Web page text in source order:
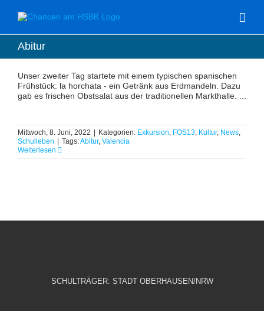
Inhalt
springen
Abitur
Unser zweiter Tag startete mit einem typischen spanischen
Frühstück: la horchata - ein Getränk aus Erdmandeln. Dazu
gab es frischen Obstsalat aus der traditionellen Markthalle. ...
Mittwoch, 8. Juni, 2022 Kategorien: Exkursion, FOS13, Kultur, News,
Schulleben
Tags:Abitur, Valencia
Weiterlesen
SCHULTRÄGER: STADT OBERHAUSEN/NRW